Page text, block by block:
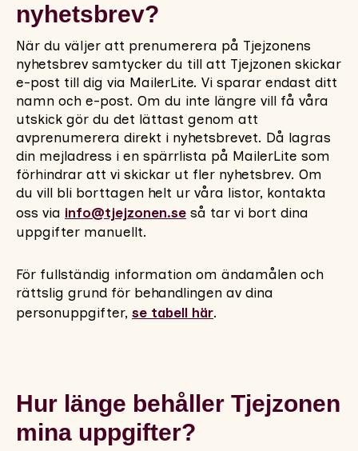
nyhetsbrev?
När du väljer att prenumerera på Tjejzonens
nyhetsbrev samtycker du till att Tjejzonen skickar
e-post till dig via MailerLite. Vi sparar endast ditt
namn och e-post. Om du inte längre vill få våra
utskick gör du det lättast genom att
avprenumerera direkt i nyhetsbrevet. Då lagras
din mejladress i en spärrlista på MailerLite som
förhindrar att vi skickar ut fler nyhetsbrev. Om
du vill bli borttagen helt ur våra listor, kontakta
oss via info@tjejzonen.se så tar vi bort dina
uppgifter manuellt.
För fullständig information om ändamålen och
rättslig grund för behandlingen av dina
personuppgifter, se tabell här.
Hur länge behåller Tjejzonen
mina uppgifter?